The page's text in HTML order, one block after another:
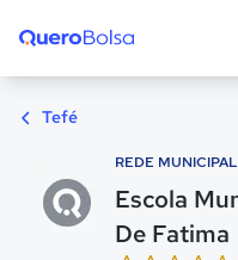
Tefé
REDE MUNICIPAL
Escola
De Fatima